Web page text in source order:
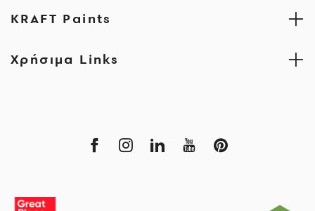
KRAFT Paints
Χρήσιμα Links